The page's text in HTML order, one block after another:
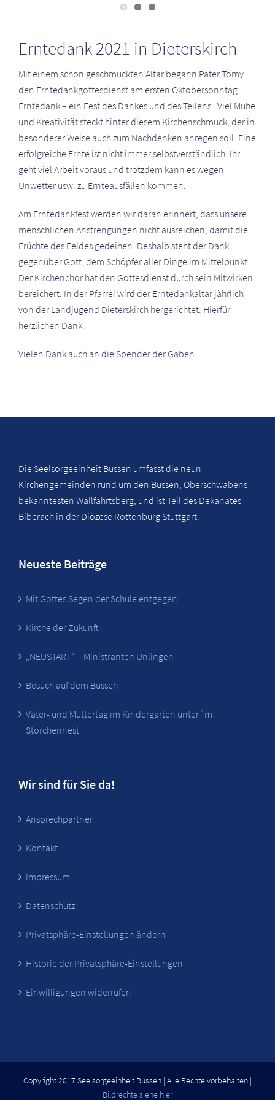
grösseres
Erntedank 2021 in Dieterskirch
Mit einem schön geschmückten Altar begann Pater Tomy
den Erntedankgottesdienst am ersten Oktobersonntag.
Erntedank – ein Fest des Dankes und des Teilens. Viel Mühe
und Kreativität steckt hinter diesem Kirchenschmuck, der in
besonderer Weise auch zum Nachdenken anregen soll. Eine
erfolgreiche Ernte ist nicht immer selbstverständlich. Ihr
geht viel Arbeit voraus und trotzdem kann es wegen
Unwetter usw. zu Ernteausfällen kommen.
Am Erntedankfest werden wir daran erinnert, dass unsere
menschlichen Anstrengungen nicht ausreichen, damit die
Früchte des Feldes gedeihen. Deshalb steht der Dank
gegenüber Gott, dem Schöpfer aller Dinge im Mittelpunkt.
Der Kirchenchor hat den Gottesdienst durch sein Mitwirken
bereichert. In der Pfarrei wird der Erntedankaltar jährlich
von der Landjugend Dieterskirch hergerichtet. Hierfür
herzlichen Dank.
Vielen Dank auch an die Spender der Gaben.
Die Seelsorgeeinheit Bussen umfasst die neun
Kirchengemeinden rund um den Bussen, Oberschwabens
bekanntesten Wallfahrtsberg, und ist Teil des Dekanates
Biberach in der Diözese Rottenburg Stuttgart.
Neueste Beiträge
Mit Gottes Segen der Schule entgegen…
Kirche der Zukunft
„NEUSTART“ – Ministranten Unlingen
Besuch auf dem Bussen
Vater- und Muttertag im Kindergarten unter´m
Storchennest
Wir sind für Sie da!
Ansprechpartner
Kontakt
Impressum
Datenschutz
Privatsphäre-Einstellungen ändern
Historie der Privatsphäre-Einstellungen
Einwilligungen widerrufen
Copyright 2017 Seelsorgeeinheit Bussen | Alle Rechte vorbehalten |
Bildrechte siehe hier